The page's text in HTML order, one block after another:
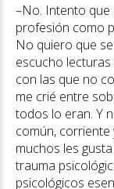
–No. Intento que
profesión como
No quiero que
escucho
con las que no
me crié entre
todos lo eran. Y
común, corriente
muchos les
trauma
psicológicos